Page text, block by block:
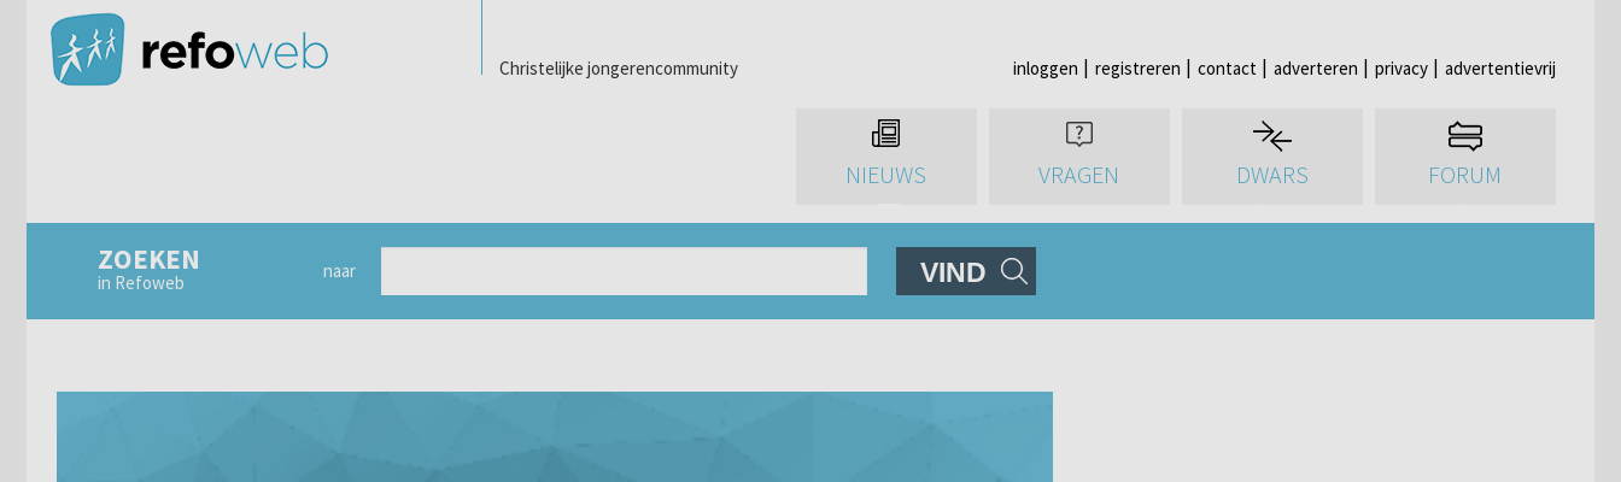
Christelijke jongerencommunity inloggen registreren contact adverteren privacy advertentievrij
NIEUWS VRAGEN DWARS FORUM
ZOEKEN
in Refoweb
naar VIND